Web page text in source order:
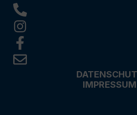
IMPRESSUM